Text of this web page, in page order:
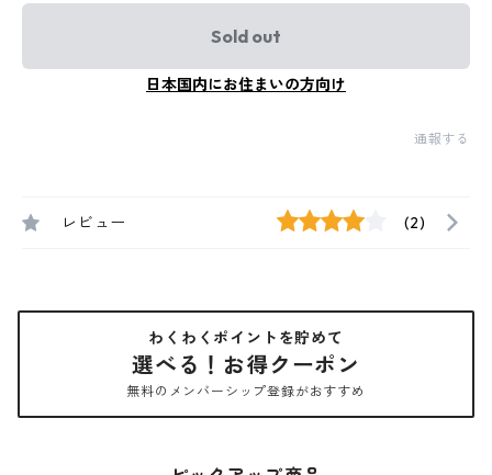
Sold out
日本国内にお住まいの方向け
通報する
レビュー (2)
わくわくポイントを貯めて
選べる！お得クーポン
無料のメンバーシップ登録がおすすめ